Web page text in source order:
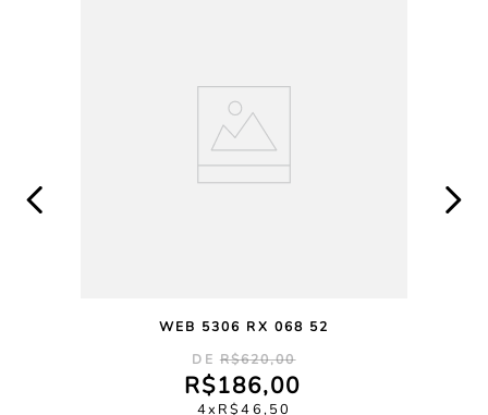
WEB 5306 RX 068 52
R$620,00
R$186,00
4 R$46,50